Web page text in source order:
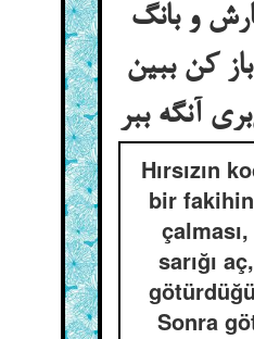
و بانگ
کن ببین
آنگه ببر
Hırsızın
bir fakihin
sarığı
Sonra